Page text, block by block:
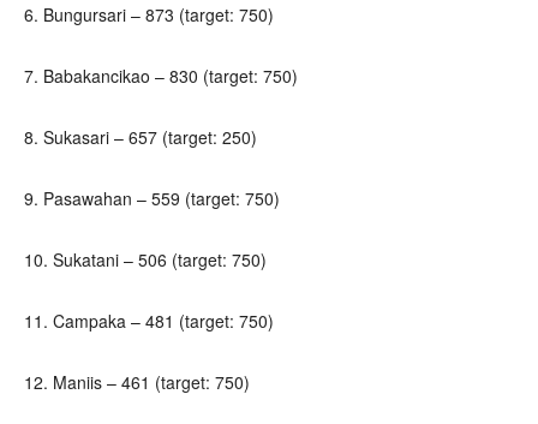
6. Bungursari – 873 (target: 750)
7. Babakancikao – 830 (target: 750)
8. Sukasari – 657 (target: 250)
9. Pasawahan – 559 (target: 750)
10. Sukatani – 506 (target: 750)
11. Campaka – 481 (target: 750)
12. Maniis – 461 (target: 750)